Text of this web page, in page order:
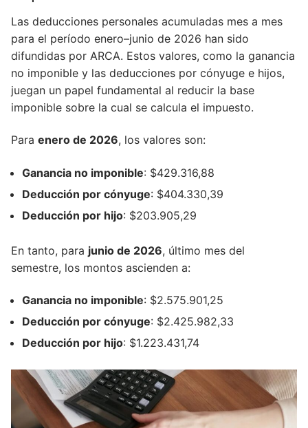
Las deducciones personales acumuladas mes a mes
para el período enero–junio de 2026 han sido
difundidas por ARCA. Estos valores, como la ganancia
no imponible y las deducciones por cónyuge e hijos,
juegan un papel fundamental al reducir la base
imponible sobre la cual se calcula el impuesto.
Para enero de 2026, los valores son:
Ganancia no imponible: $429.316,88
Deducción por cónyuge: $404.330,39
Deducción por hijo: $203.905,29
En tanto, para junio de 2026, último mes del
semestre, los montos ascienden a:
Ganancia no imponible: $2.575.901,25
Deducción por cónyuge: $2.425.982,33
Deducción por hijo: $1.223.431,74